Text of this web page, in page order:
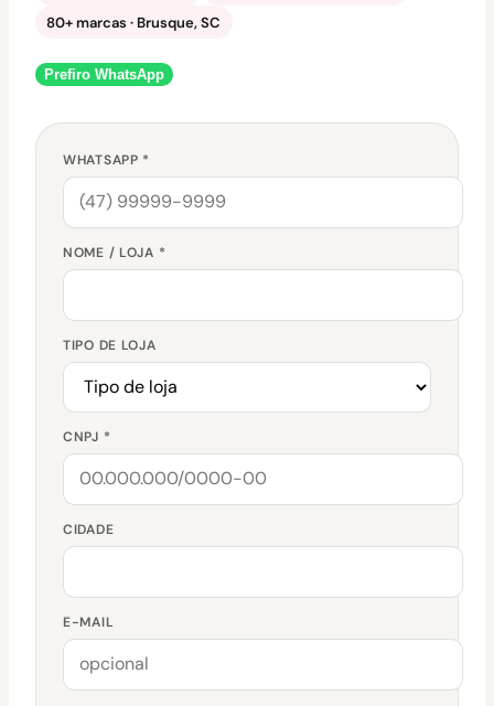
80+ marcas · Brusque, SC
Prefiro WhatsApp
WHATSAPP *
NOME / LOJA *
TIPO DE LOJA
CNPJ *
CIDADE
E-MAIL